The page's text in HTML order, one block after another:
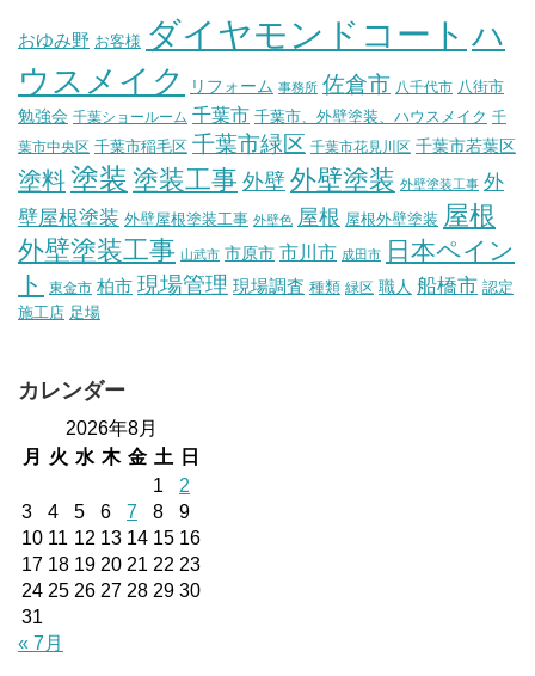
おゆみ野 お客様 ダイヤモンドコート ハ
ウスメイク
リフォーム 事務所 佐倉市 八千代市 八街市
勉強会 千葉ショールーム 千葉市 千葉市、外壁塗装、ハウスメイク 千
葉市中央区 千葉市稲毛区 千葉市緑区 千葉市花見川区 千葉市若葉区
塗料塗装 塗装工事 外壁 外壁塗装 外壁塗装工事 外
壁屋根塗装 外壁屋根塗装工事 外壁色 屋根 屋根外壁塗装 屋根
外壁塗装工事 山武市 市原市 市川市 成田市
日本ペイン
ト
東金市 柏市 現場管理 現場調査 種類 緑区 職人 船橋市 認定
施工店 足場
カレンダー
2026年8月
月
火 水 木 金 土
日
1
2
3
4 5 6 7 8
9
10 11 12 13 14 15 16
17 18 19 20 21 22 23
24 25 26 27 28 29 30
31
« 7月